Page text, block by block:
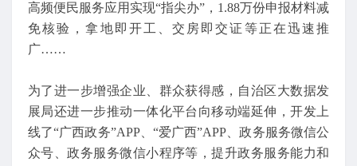
高频便民服务应用实现“指尖办”，1.88万份申报材料减
免核验，拿地即开工、交房即交证等正在迅速推
广……
为了进一步增强企业、群众获得感，自治区大数据发
展局还进一步推动一体化平台向移动端延伸，开发上
线了“广西政务”APP、“爱广西”APP、政务服务微信公
众号、政务服务微信小程序等，提升政务服务能力和